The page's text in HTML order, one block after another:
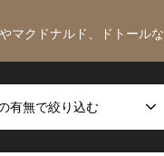
マクドナルド、ドトール
有無で絞り込む